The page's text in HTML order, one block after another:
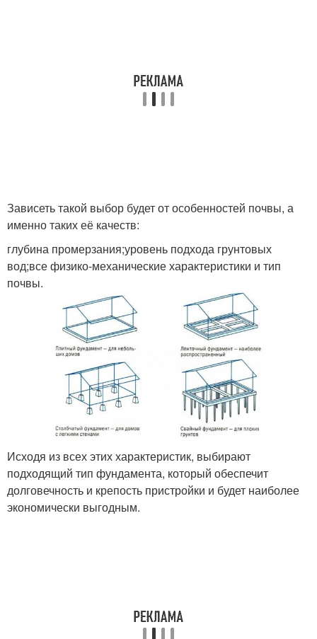
Зависеть такой выбор будет от особенностей почвы, а
именно таких её качеств:
глубина промерзания;уровень подхода грунтовых
вод;все физико-механические характеристики и тип
почвы.
Исходя из всех этих характеристик, выбирают
подходящий тип фундамента, который обеспечит
долговечность и крепость пристройки и будет наиболее
экономически выгодным.